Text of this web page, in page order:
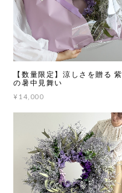
【数量限定】涼しさを贈る 紫
の暑中見舞い
¥14,000